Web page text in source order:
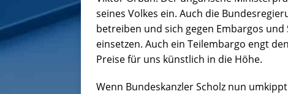
seines Volkes ein. Auch die
betreiben und sich gegen Embargos
einsetzen. Auch ein Teilembargo engt
Preise für uns künstlich in die Höhe.
Wenn Bundeskanzler Scholz nun